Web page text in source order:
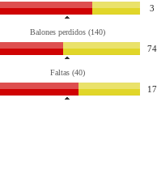
3
Balones perdidos (140)
74
Faltas (40)
17